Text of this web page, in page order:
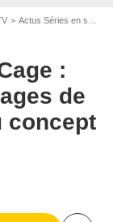
Actus Séries en streaming
:
de
concept